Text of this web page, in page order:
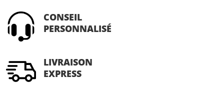
CONSEIL
PERSONNALISÉ
LIVRAISON
EXPRESS